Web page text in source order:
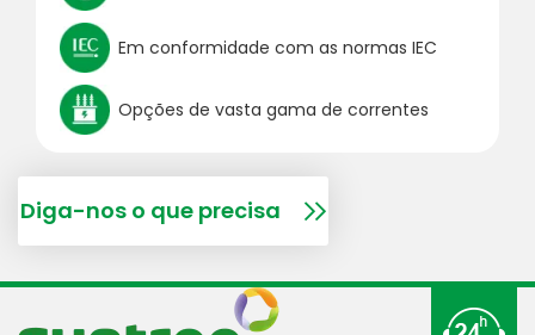
Em conformidade com as normas IEC
Opções de vasta gama de correntes
Diga-nos o que precisa